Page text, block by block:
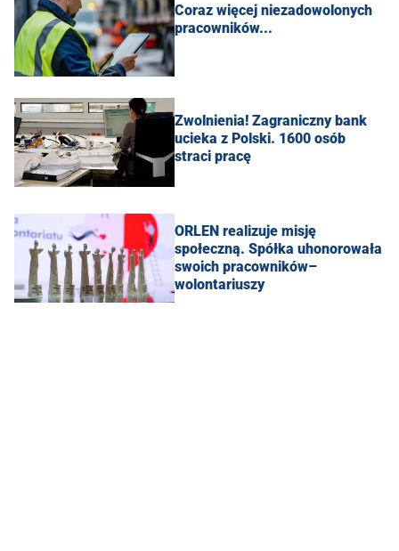
Coraz więcej niezadowolonych
pracowników...
Zwolnienia! Zagraniczny bank
ucieka z Polski. 1600 osób
straci pracę
ORLEN realizuje misję
społeczną. Spółka uhonorowała
swoich pracowników–
wolontariuszy